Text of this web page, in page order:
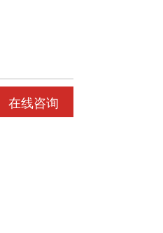
在线咨询